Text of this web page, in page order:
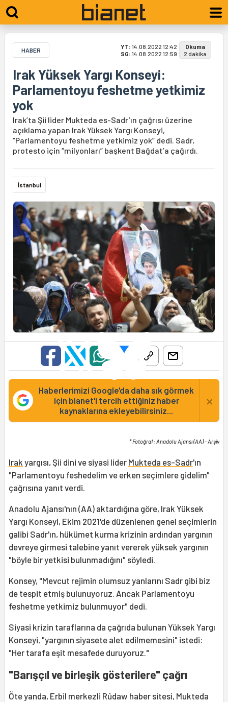
HABER YT: 14.08.2022 12:42
SG: 14.08.2022 12:59
Okuma
2 dakika
Irak Yüksek Yargı Konseyi:
Parlamentoyu feshetme yetkimiz
yok
Irak’ta Şii lider Mukteda es-Sadr’ın çağrısı üzerine
açıklama yapan Irak Yüksek Yargı Konseyi,
“Parlamentoyu feshetme yetkimiz yok” dedi. Sadr,
protesto için “milyonları” başkent Bağdat’a çağırdı.
İstanbul
Haberlerimizi Google'da daha sık görmek
için bianet'i tercih ettiğiniz haber
kaynaklarına ekleyebilirsiniz...
×
* Fotoğraf: Anadolu Ajansı (AA) - Arşiv
Irak yargısı, Şii dini ve siyasi lider Mukteda es-Sadr'ın
"Parlamentoyu feshedelim ve erken seçimlere gidelim"
çağrısına yanıt verdi.
Anadolu Ajansı'nın (AA) aktardığına göre, Irak Yüksek
Yargı Konseyi, Ekim 2021'de düzenlenen genel seçimlerin
galibi Sadr'ın, hükümet kurma krizinin ardından yargının
devreye girmesi talebine yanıt vererek yüksek yargının
"böyle bir yetkisi bulunmadığını" söyledi.
Konsey, "Mevcut rejimin olumsuz yanlarını Sadr gibi biz
de tespit etmiş bulunuyoruz. Ancak Parlamentoyu
feshetme yetkimiz bulunmuyor" dedi.
Siyasi krizin taraflarına da çağrıda bulunan Yüksek Yargı
Konseyi, "yargının siyasete alet edilmemesini" istedi:
"Her tarafa eşit mesafede duruyoruz."
"Barışçıl ve birleşik gösterilere" çağrı
Öte yanda, Erbil merkezli Rûdaw haber sitesi, Mukteda